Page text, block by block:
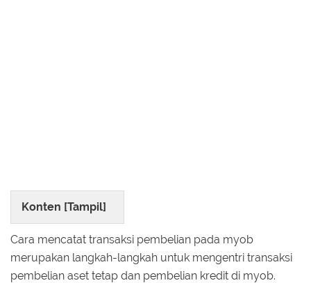
Konten [Tampil]
Cara mencatat transaksi pembelian pada myob
merupakan langkah-langkah untuk mengentri transaksi
pembelian aset tetap dan pembelian kredit di myob.